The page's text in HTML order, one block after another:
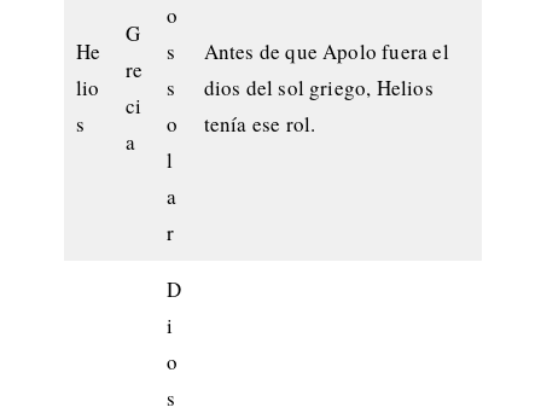
He
lio
s
G
re
ci
a
o
s
s
o
l
a
r
Antes de que Apolo fuera el
dios del sol griego, Helios
tenía ese rol.
D
i
o
s